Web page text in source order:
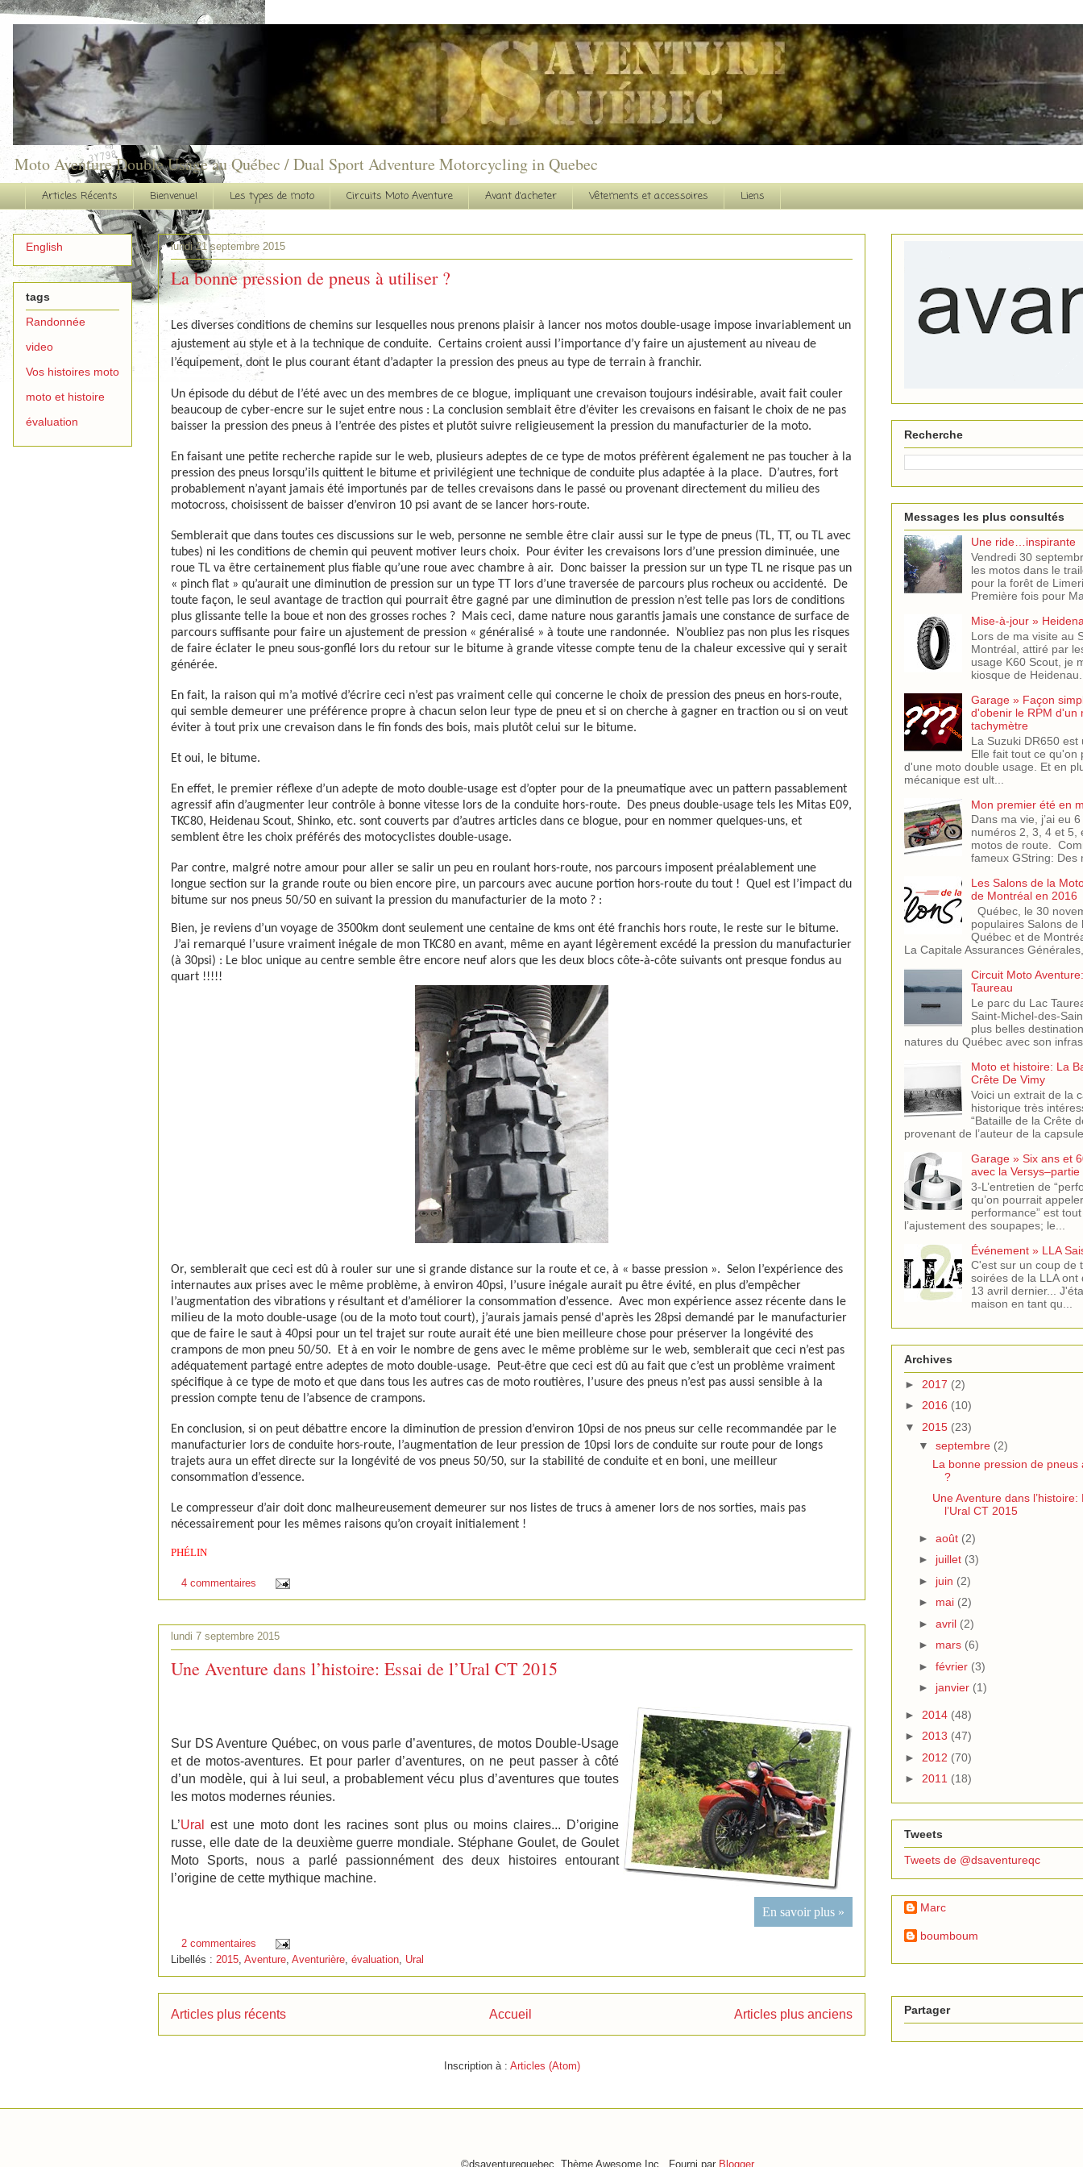
Moto Aventure Double Usage au Québec / Dual Sport Adventure Motorcycling in Quebec
Articles Récents Bienvenue! Les types de moto Circuits Moto Aventure Avant d'acheter Vêtements et accessoires Liens
lundi 21 septembre 2015
La bonne pression de pneus à utiliser ?
Les diverses conditions de chemins sur lesquelles nous prenons plaisir à lancer nos motos double-usage impose invariablement un
ajustement au style et à la technique de conduite. Certains croient aussi l’importance d’y faire un ajustement au niveau de
l’équipement, dont le plus courant étant d’adapter la pression des pneus au type de terrain à franchir.
Un épisode du début de l’été avec un des membres de ce blogue, impliquant une crevaison toujours indésirable, avait fait couler
beaucoup de cyber-encre sur le sujet entre nous : La conclusion semblait être d’éviter les crevaisons en faisant le choix de ne pas
baisser la pression des pneus à l’entrée des pistes et plutôt suivre religieusement la pression du manufacturier de la moto.
En faisant une petite recherche rapide sur le web, plusieurs adeptes de ce type de motos préfèrent également ne pas toucher à la
pression des pneus lorsqu’ils quittent le bitume et privilégient une technique de conduite plus adaptée à la place.
D’autres, fort
probablement n’ayant jamais été importunés par de telles crevaisons dans le passé ou provenant directement du milieu des
motocross, choisissent de baisser d’environ 10 psi avant de se lancer hors-route.
Semblerait que dans toutes ces discussions sur le web, personne ne semble être clair aussi sur le type de pneus (TL, TT, ou TL avec
tubes) ni les conditions de chemin qui peuvent motiver leurs choix.
Pour éviter les crevaisons lors d’une pression diminuée, une
roue TL va être certainement plus fiable qu’une roue avec chambre à air.
Donc baisser la pression sur un type TL ne risque pas un
« pinch flat » qu’aurait une diminution de pression sur un type TT lors d’une traversée de parcours plus rocheux ou accidenté.
De
toute façon, le seul avantage de traction qui pourrait être gagné par une diminution de pression n’est telle pas lors de conditions
plus glissante telle la boue et non des grosses roches ? Mais ceci, dame nature nous garantis jamais une constance de surface de
parcours suffisante pour faire un ajustement de pression « généralisé » à toute une randonnée.
N’oubliez pas non plus les risques
de faire éclater le pneu sous-gonflé lors du retour sur le bitume à grande vitesse compte tenu de la chaleur excessive qui y serait
générée.
En fait, la raison qui m’a motivé d’écrire ceci n’est pas vraiment celle qui concerne le choix de pression des pneus en hors-route,
qui semble demeurer une préférence propre à chacun selon leur type de pneu et si on cherche à gagner en traction ou si on veut
éviter à tout prix une crevaison dans le fin fonds des bois, mais plutôt celui sur le bitume.
Et oui, le bitume.
En effet, le premier réflexe d’un adepte de moto double-usage est d’opter pour de la pneumatique avec un pattern passablement
agressif afin d’augmenter leur contrôle à bonne vitesse lors de la conduite hors-route.
Des pneus double-usage tels les Mitas E09,
TKC80, Heidenau Scout, Shinko, etc. sont couverts par d’autres articles dans ce blogue, pour en nommer quelques-uns, et
semblent être les choix préférés des motocyclistes double-usage.
Par contre, malgré notre amour pour aller se salir un peu en roulant hors-route, nos parcours imposent préalablement une
longue section sur la grande route ou bien encore pire, un parcours avec aucune portion hors-route du tout ! Quel est l’impact du
bitume sur nos pneus 50/50 en suivant la pression du manufacturier de la moto ? :
Bien, je reviens d’un voyage de 3500km dont seulement une centaine de kms ont été franchis hors route, le reste sur le bitume.
J’ai remarqué l’usure vraiment inégale de mon TKC80 en avant, même en ayant légèrement excédé la pression du manufacturier
(à 30psi) : Le bloc unique au centre semble être encore neuf alors que les deux blocs côte-à-côte suivants ont presque fondus au
quart !!!!!
Or, semblerait que ceci est dû à rouler sur une si grande distance sur la route et ce, à « basse pression ». Selon l’expérience des
internautes aux prises avec le même problème, à environ 40psi, l’usure inégale aurait pu être évité, en plus d’empêcher
l’augmentation des vibrations y résultant et d’améliorer la consommation d’essence. Avec mon expérience assez récente dans le
milieu de la moto double-usage (ou de la moto tout court), j’aurais jamais pensé d'après les 28psi demandé par le manufacturier
que de faire le saut à 40psi pour un tel trajet sur route aurait été une bien meilleure chose pour préserver la longévité des
crampons de mon pneu 50/50.
Et à en voir le nombre de gens avec le même problème sur le web, semblerait que ceci n’est pas
adéquatement partagé entre adeptes de moto double-usage.
Peut-être que ceci est dû au fait que c’est un problème vraiment
spécifique à ce type de moto et que dans tous les autres cas de moto routières, l’usure des pneus n’est pas aussi sensible à la
pression compte tenu de l’absence de crampons.
En conclusion, si on peut débattre encore la diminution de pression d’environ 10psi de nos pneus sur celle recommandée par le
manufacturier lors de conduite hors-route, l’augmentation de leur pression de 10psi lors de conduite sur route pour de longs
trajets aura un effet directe sur la longévité de vos pneus 50/50, sur la stabilité de conduite et en boni, une meilleur
consommation d’essence.
Le compresseur d’air doit donc malheureusement demeurer sur nos listes de trucs à amener lors de nos sorties, mais pas
nécessairement pour les mêmes raisons qu’on croyait initialement !
PHÉLIN
4 commentaires
lundi 7 septembre 2015
Une Aventure dans l’histoire: Essai de l’Ural CT 2015
Sur DS Aventure Québec, on vous parle d’aventures, de motos Double-Usage
et de motos-aventures. Et pour parler d’aventures, on ne peut passer à côté
d’un modèle, qui à lui seul, a probablement vécu plus d’aventures que toutes
les motos modernes réunies.
L’Ural
est une moto dont les racines sont plus ou moins claires... D’origine
russe, elle date de la deuxième guerre mondiale. Stéphane Goulet, de Goulet
Moto Sports, nous a parlé passionnément des deux histoires entourant
l’origine de cette mythique machine.
En savoir plus »
2 commentaires
Libellés : 2015, Aventure, Aventurière, évaluation, Ural
Articles plus récents Articles plus anciens
Accueil
Inscription à : Articles (Atom)
English
tags
Randonnée
video
Vos histoires moto
moto et histoire
évaluation
Recherche
Messages les plus consultés
Une ride…inspirante
Vendredi 30
les motos dans le
pour la forêt de
Première fois pour
Mise-à-jour »
Lors de ma visite au
Montréal, attiré par
usage K60 Scout, je
kiosque de Heidenau.
Garage » Façon
d'obenir le RPM d'un
tachymètre
La Suzuki DR650
Elle fait tout ce qu'on
d'une moto double usage. Et en
mécanique est ult...
Mon premier été en
Dans ma vie, j’ai eu
numéros 2, 3, 4 et 5,
motos de route.
fameux GString: Des
Les Salons de la
de Montréal en 2016
Québec, le 30
populaires Salons de
Québec et de
La Capitale Assurances
Circuit Moto
Taureau
Le parc du Lac
Saint-Michel-des-
plus belles
natures du Québec avec son
Moto et histoire: La
Crête De Vimy
Voici un extrait de la
historique très
“Bataille de la Crête
provenant de l’auteur de la
Garage » Six ans et
avec la Versys–partie
3-L’entretien de
qu’on pourrait
performance” est
l’ajustement des soupapes; le...
Événement » LLA
C'est sur un coup de
soirées de la LLA ont
13 avril dernier...
maison en tant qu...
Archives
► 2017 (2)
► 2016 (10)
▼ 2015 (23)
▼ septembre (2)
La bonne pression de pneus
?
Une Aventure dans l’histoire:
l’Ural CT 2015
► août (2)
► juillet (3)
► juin (2)
► mai (2)
► avril (2)
► mars (6)
► février (3)
► janvier (1)
► 2014 (48)
► 2013 (47)
► 2012 (70)
► 2011 (18)
Tweets
Tweets de @dsaventureqc
Marc
boumboum
Partager
©dsaventurequebec. Thème Awesome Inc.. Fourni par Blogger.